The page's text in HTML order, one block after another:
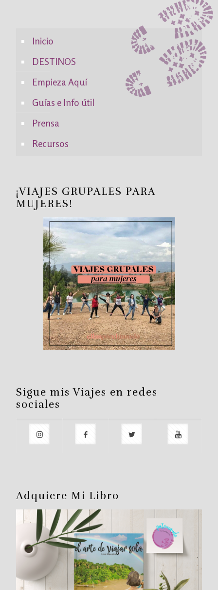
Inicio
DESTINOS
Empieza Aquí
Guías e Info útil
Prensa
Recursos
¡VIAJES GRUPALES PARA
MUJERES!
Sigue mis Viajes en redes
sociales
Adquiere Mi Libro